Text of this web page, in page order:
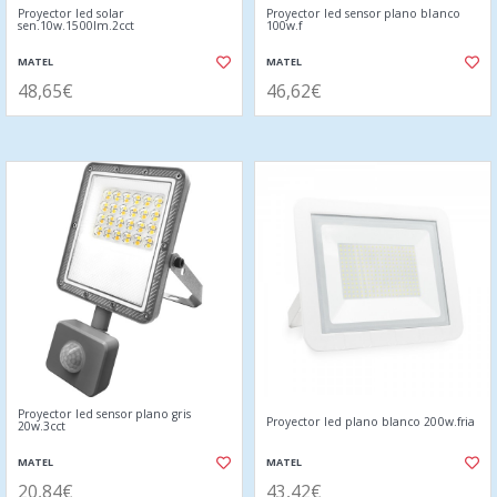
Proyector led solar
sen.10w.1500lm.2cct
MATEL
48,65€
Proyector led sensor plano blanco
100w.f
MATEL
46,62€
Proyector led sensor plano gris
20w.3cct
MATEL
20,84€
Proyector led plano blanco 200w.fria
MATEL
43,42€